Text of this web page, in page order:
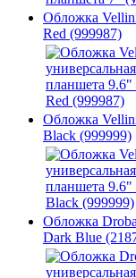
Обложка
Red (999987)
Обложка
Black (999999)
Обложка
Dark Blue